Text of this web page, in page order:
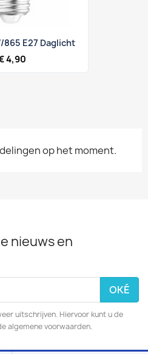
865 E27 Daglicht
4,90
op het moment.
nieuws en
uitschrijven. Hiervoor kunt u de
algemene voorwaarden.